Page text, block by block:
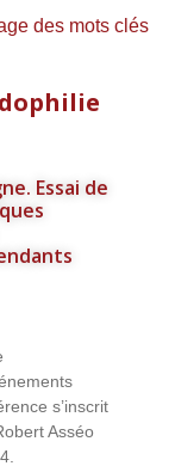
des mots clés
Essai de
s’inscrit
Asséo